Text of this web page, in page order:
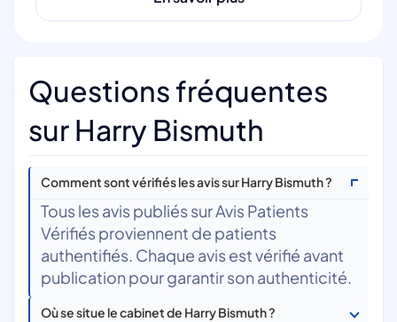
Questions fréquentes
sur Harry Bismuth
Comment sont vérifiés les avis sur Harry Bismuth ?
Tous les avis publiés sur Avis Patients
Vérifiés proviennent de patients
authentifiés. Chaque avis est vérifié avant
publication pour garantir son authenticité.
Où se situe le cabinet de Harry Bismuth ?